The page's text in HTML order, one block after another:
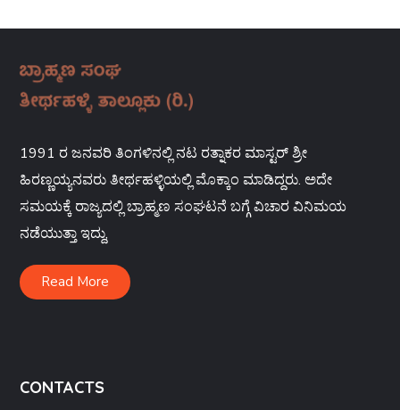
1991 ರ ಜನವರಿ ತಿಂಗಳಿನಲ್ಲಿ ನಟ ರತ್ನಾಕರ ಮಾಸ್ಟರ್ ಶ್ರೀ
ಹಿರಣ್ಣಯ್ಯನವರು ತೀರ್ಥಹಳ್ಳಿಯಲ್ಲಿ ಮೊಕ್ಕಾಂ ಮಾಡಿದ್ದರು. ಅದೇ
ಸಮಯಕ್ಕೆ ರಾಜ್ಯದಲ್ಲಿ ಬ್ರಾಹ್ಮಣ ಸಂಘಟನೆ ಬಗ್ಗೆ ವಿಚಾರ ವಿನಿಮಯ
ನಡೆಯುತ್ತಾ ಇದ್ದು,
Read More
CONTACTS